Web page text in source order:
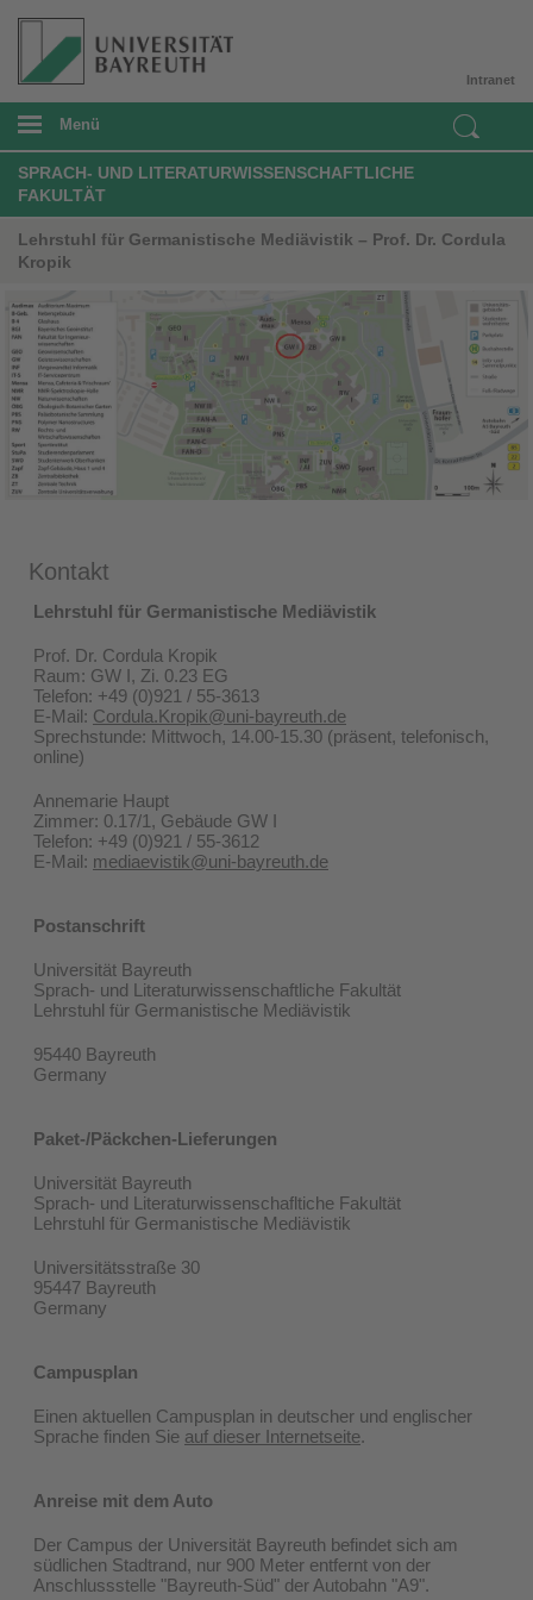
Intranet
Menü
SPRACH- UND LITERATURWISSENSCHAFTLICHE
FAKULTÄT
Lehrstuhl für Germanistische Mediävistik – Prof. Dr. Cordula
Kropik
Kontakt
Lehrstuhl für Germanistische Mediävistik
Prof. Dr. Cordula Kropik
Raum: GW I, Zi. 0.23 EG
Telefon: +49 (0)921 / 55-3613
E-Mail: Cordula.Kropik@uni-bayreuth.de
Sprechstunde: Mittwoch, 14.00-15.30 (präsent, telefonisch,
online)
Annemarie Haupt
Zimmer: 0.17/1, Gebäude GW I
Telefon: +49 (0)921 / 55-3612
E-Mail: mediaevistik@uni-bayreuth.de
Postanschrift
Universität Bayreuth
Sprach- und Literaturwissenschaftliche Fakultät
Lehrstuhl für Germanistische Mediävistik
95440 Bayreuth
Germany
Paket-/Päckchen-Lieferungen
Universität Bayreuth
Sprach- und Literaturwissenschafltiche Fakultät
Lehrstuhl für Germanistische Mediävistik
Universitätsstraße 30
95447 Bayreuth
Germany
Campusplan
Einen aktuellen Campusplan in deutscher und englischer
Sprache finden Sie auf dieser Internetseite.
​Anreise mit dem Auto
Der Campus der Universität Bayreuth befindet sich am
südlichen Stadtrand, nur 900 Meter entfernt von der
Anschlussstelle "Bayreuth-Süd" der Autobahn "A9".